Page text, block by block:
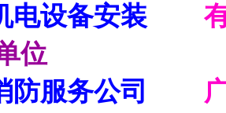
电设备安装
位
防服务公司